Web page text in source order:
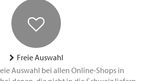
Freie Auswahl
Auswahl bei allen Online-Shops in